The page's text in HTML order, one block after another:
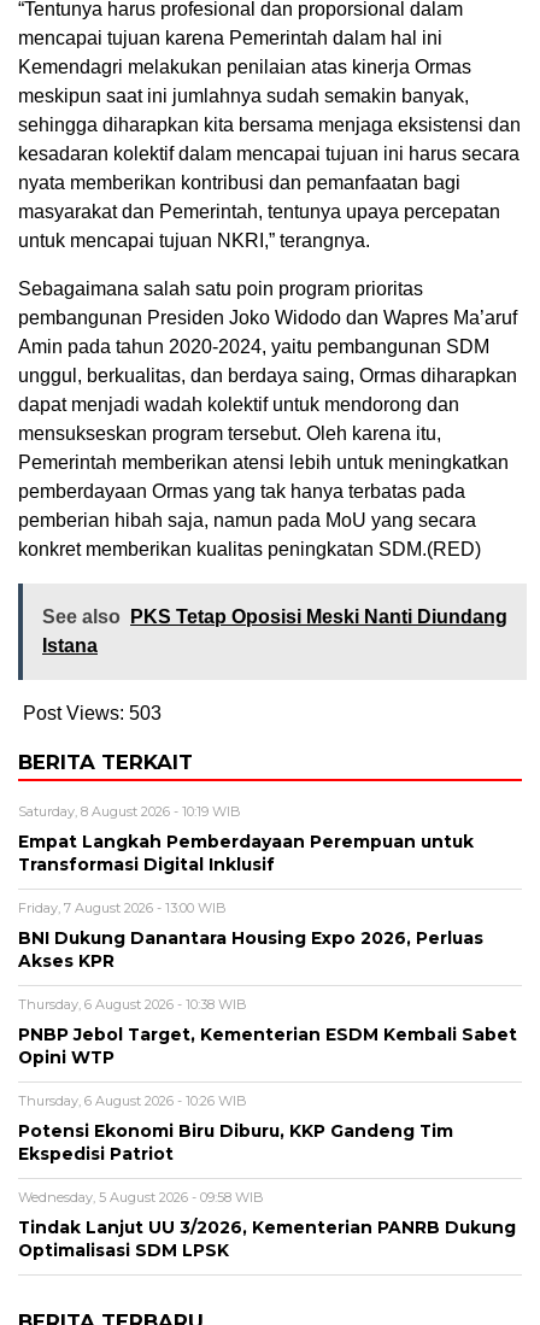
“Tentunya harus profesional dan proporsional dalam
mencapai tujuan karena Pemerintah dalam hal ini
Kemendagri melakukan penilaian atas kinerja Ormas
meskipun saat ini jumlahnya sudah semakin banyak,
sehingga diharapkan kita bersama menjaga eksistensi dan
kesadaran kolektif dalam mencapai tujuan ini harus secara
nyata memberikan kontribusi dan pemanfaatan bagi
masyarakat dan Pemerintah, tentunya upaya percepatan
untuk mencapai tujuan NKRI,” terangnya.
Sebagaimana salah satu poin program prioritas
pembangunan Presiden Joko Widodo dan Wapres Ma’aruf
Amin pada tahun 2020-2024, yaitu pembangunan SDM
unggul, berkualitas, dan berdaya saing, Ormas diharapkan
dapat menjadi wadah kolektif untuk mendorong dan
mensukseskan program tersebut. Oleh karena itu,
Pemerintah memberikan atensi lebih untuk meningkatkan
pemberdayaan Ormas yang tak hanya terbatas pada
pemberian hibah saja, namun pada MoU yang secara
konkret memberikan kualitas peningkatan SDM.(RED)
See also
PKS Tetap Oposisi Meski Nanti Diundang
Istana
Post Views: 503
BERITA TERKAIT
Saturday, 8 August 2026 - 10:19 WIB
Empat Langkah Pemberdayaan Perempuan untuk
Transformasi Digital Inklusif
Friday, 7 August 2026 - 13:00 WIB
BNI Dukung Danantara Housing Expo 2026, Perluas
Akses KPR
Thursday, 6 August 2026 - 10:38 WIB
PNBP Jebol Target, Kementerian ESDM Kembali Sabet
Opini WTP
Thursday, 6 August 2026 - 10:26 WIB
Potensi Ekonomi Biru Diburu, KKP Gandeng Tim
Ekspedisi Patriot
Wednesday, 5 August 2026 - 09:58 WIB
Tindak Lanjut UU 3/2026, Kementerian PANRB Dukung
Optimalisasi SDM LPSK